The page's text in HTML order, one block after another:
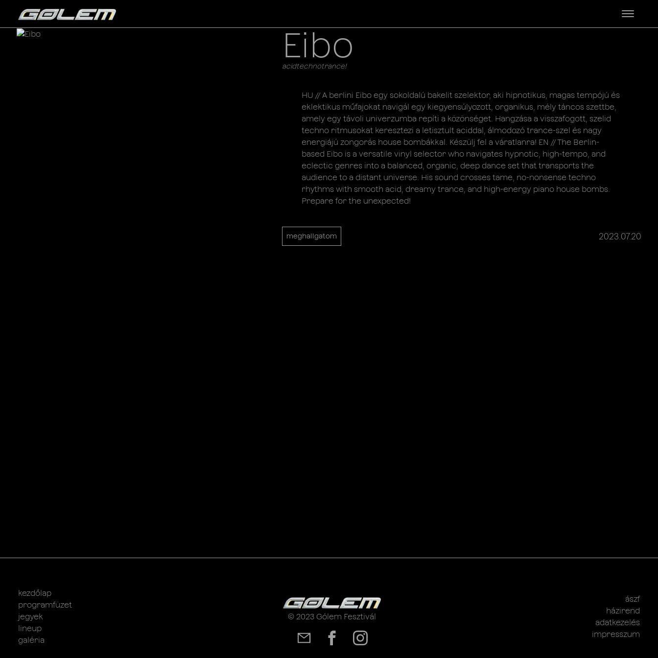
Eibo
acidtechnotrance!
HU // A berlini Eibo egy sokoldalú bakelit szelektor, aki hipnotikus, magas tempójú és
eklektikus műfajokat navigál egy kiegyensúlyozott, organikus, mély táncos szettbe,
amely egy távoli univerzumba repíti a közönséget. Hangzása a visszafogott, szelid
techno ritmusokat keresztezi a letisztult aciddal, álmodozó trance-szel és nagy
energiájú zongorás house bombákkal. Készülj fel a váratlanra! EN // The Berlin-
based Eibo is a versatile vinyl selector who navigates hypnotic, high-tempo, and
eclectic genres into a balanced, organic, deep dance set that transports the
audience to a distant universe. His sound crosses tame, no-nonsense techno
rhythms with smooth acid, dreamy trance, and high-energy piano house bombs.
Prepare for the unexpected!
meghallgatom 2023.07.20
kezdőlap
programfüzet
jegyek
lineup
galéria
© 2023 Gólem Fesztivál
ászf
házirend
adatkezelés
impresszum